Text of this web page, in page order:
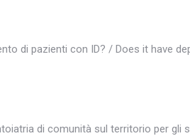
di pazienti con ID? / Does it have
di comunità sul territorio per